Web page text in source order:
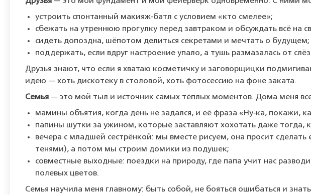
устроить спонтанный макияж‑батл с условием «кто смелее»;
сбежать на утреннюю прогулку перед завтраком и обсуждать всё на
сидеть допоздна, шёпотом делиться секретами и мечтать о будущем;
поддержать, если вдруг настроение упало, а тушь размазалась от
Друзья знают, что если я хватаю косметичку и заговорщицки
идею — хоть дискотеку в столовой, хоть фотосессию на фоне заката.
Семья — это мой тыл и источник самых тёплых моментов. Дома меня
мамины объятия, когда день не задался, и её фраза «Ну‑ка, покажи,
папины шутки за ужином, которые заставляют хохотать даже тогда,
вечера с младшей сестрёнкой: мы вместе рисуем, она просит сделать
тенями), а потом мы строим домики из подушек;
совместные выходные: поездки на природу, где папа учит нас
полевых цветов.
Семья научила меня главному: быть собой, не бояться ошибаться и